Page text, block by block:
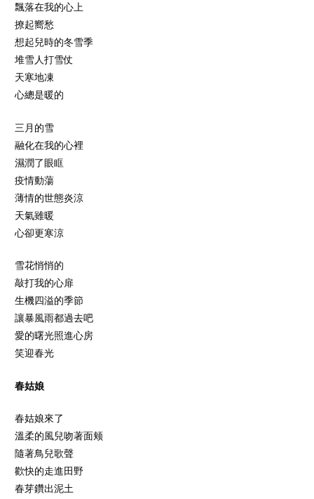
飄落在我的心上
撩起嚮愁
想起兒時的冬雪季
堆雪人打雪仗
天寒地凍
心總是暖的
三月的雪
融化在我的心裡
濕潤了眼眶
疫情動蕩
薄情的世態炎涼
天氣雖暖
心卻更寒涼
雪花悄悄的
敲打我的心扉
生機四溢的季節
讓暴風雨都過去吧
愛的曙光照進心房
笑迎春光
春姑娘
春姑娘來了
溫柔的風兒吻著面颊
隨著鳥兒歌聲
歡快的走進田野
春芽鑽出泥土